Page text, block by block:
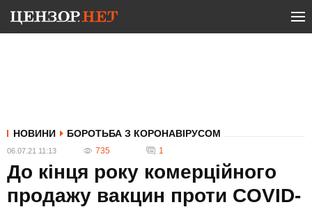
НОВИНИ БОРОТЬБА З КОРОНАВІРУСОМ
06.07.21 11:13 735 1
До кінця року комерційного
продажу вакцин проти COVID-